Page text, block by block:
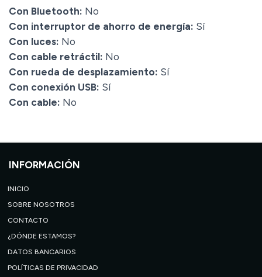
Con Bluetooth: No
Con interruptor de ahorro de energía: Sí
Con luces: No
Con cable retráctil: No
Con rueda de desplazamiento: Sí
Con conexión USB: Sí
Con cable: No
INFORMACIÓN
INICIO
SOBRE NOSOTROS
CONTACTO
¿DÓNDE ESTAMOS?
DATOS BANCARIOS
POLÍTICAS DE PRIVACIDAD